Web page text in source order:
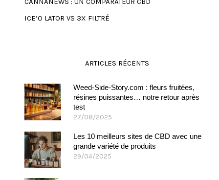
ICE’O LATOR VS 3X FILTRÉ
ARTICLES RÉCENTS
Weed-Side-Story.com : fleurs fruitées,
résines puissantes… notre retour après
test
27/08/2025
Les 10 meilleurs sites de CBD avec une
grande variété de produits
29/04/2025